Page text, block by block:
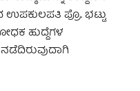
ಪ್ರೊ. ಭಟ್ಟು
ಹುದ್ದೆಗಳ